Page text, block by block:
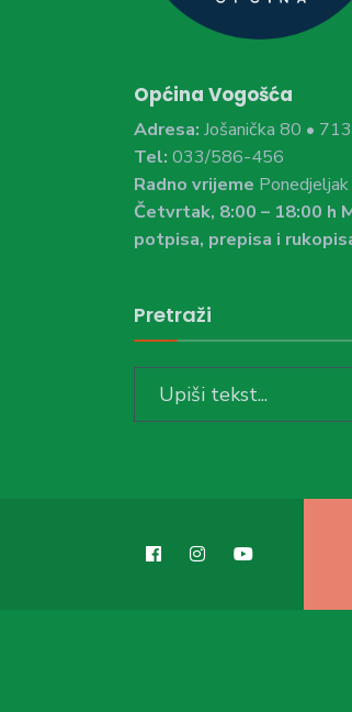
Općina Vogošća
Adresa: Jošanička 80 •
Tel: 033/586-456
Radno vrijeme
Četvrtak, 8:00 – 18:00 h
potpisa, prepisa i
Pretraži